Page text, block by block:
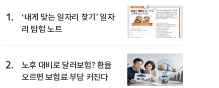
1.
‘내게 맞는 일자리 찾기’ 일자
리 탐험 노트
2.
노후 대비로 달러보험? 환율
오르면 보험료 부담 커진다